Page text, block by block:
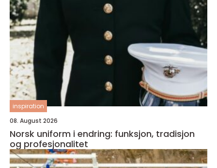
inspiration
08. August 2026
Norsk uniform i endring: funksjon, tradisjon
og profesjonalitet